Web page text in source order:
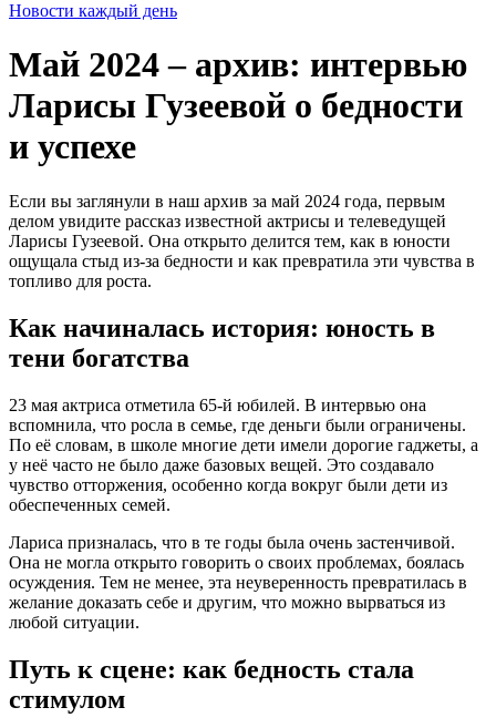
Новости каждый день
Май 2024 – архив: интервью
Ларисы Гузеевой о бедности
и успехе
Если вы заглянули в наш архив за май 2024 года, первым
делом увидите рассказ известной актрисы и телеведущей
Ларисы Гузеевой. Она открыто делится тем, как в юности
ощущала стыд из‑за бедности и как превратила эти чувства в
топливо для роста.
Как начиналась история: юность в
тени богатства
23 мая актриса отметила 65‑й юбилей. В интервью она
вспомнила, что росла в семье, где деньги были ограничены.
По её словам, в школе многие дети имели дорогие гаджеты, а
у неё часто не было даже базовых вещей. Это создавало
чувство отторжения, особенно когда вокруг были дети из
обеспеченных семей.
Лариса призналась, что в те годы была очень застенчивой.
Она не могла открыто говорить о своих проблемах, боялась
осуждения. Тем не менее, эта неуверенность превратилась в
желание доказать себе и другим, что можно вырваться из
любой ситуации.
Путь к сцене: как бедность стала
стимулом